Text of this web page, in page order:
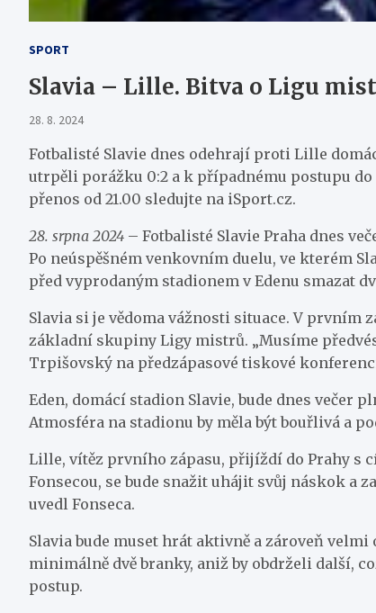
SPORT
Slavia – Lille. Bitva o Ligu
28. 8. 2024
Fotbalisté Slavie dnes odehrají proti Lille
utrpěli porážku 0:2 a k případnému postupu
přenos od 21.00 sledujte na iSport.cz.
28. srpna 2024 – Fotbalisté Slavie Praha dnes
Po neúspěšném venkovním duelu, ve kterém
před vyprodaným stadionem v Edenu smazat
Slavia si je vědoma vážnosti situace. V
základní skupiny Ligy mistrů. „Musíme
Trpišovský na předzápasové tiskové
Eden, domácí stadion Slavie, bude dnes večer
Atmosféra na stadionu by měla být bouřlivá a
Lille, vítěz prvního zápasu, přijíždí do Prahy s
Fonsecou, se bude snažit uhájit svůj náskok a
uvedl Fonseca.
Slavia bude muset hrát aktivně a zároveň
minimálně dvě branky, aniž by obdrželi další,
postup.